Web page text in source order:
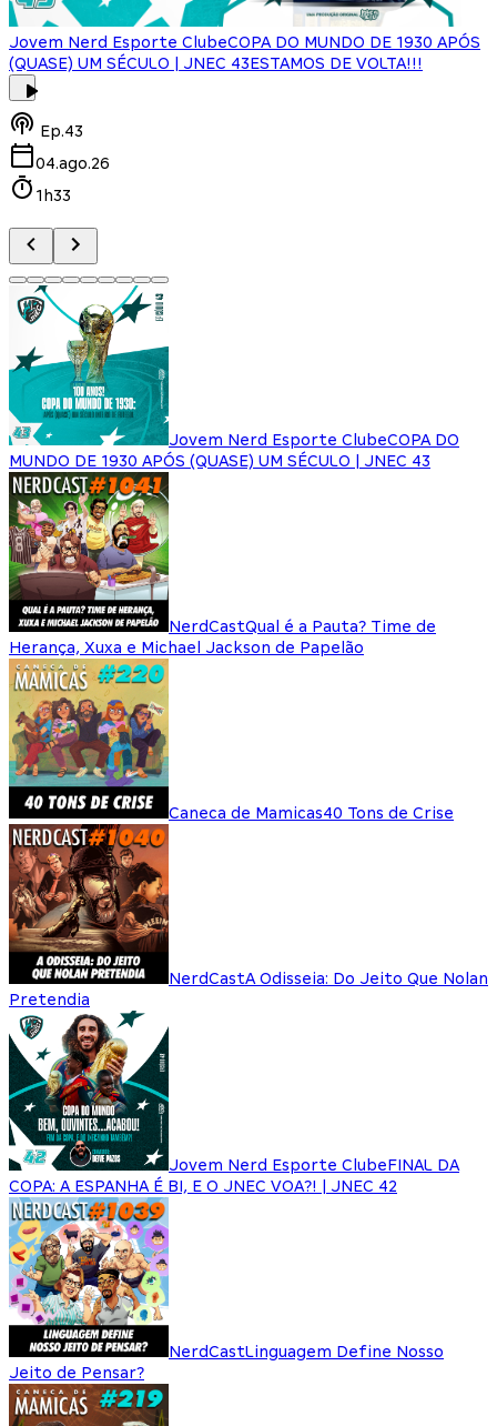
Jovem Nerd Esporte ClubeCOPA DO MUNDO DE 1930 APÓS
(QUASE) UM SÉCULO | JNEC 43ESTAMOS DE VOLTA!!!
Ep.43
04.ago.26
1h33
Jovem Nerd Esporte ClubeCOPA DO
MUNDO DE 1930 APÓS (QUASE) UM SÉCULO | JNEC 43
NerdCastQual é a Pauta? Time de
Herança, Xuxa e Michael Jackson de Papelão
Caneca de Mamicas40 Tons de Crise
NerdCastA Odisseia: Do Jeito Que Nolan
Pretendia
Jovem Nerd Esporte ClubeFINAL DA
COPA: A ESPANHA É BI, E O JNEC VOA?! | JNEC 42
NerdCastLinguagem Define Nosso
Jeito de Pensar?